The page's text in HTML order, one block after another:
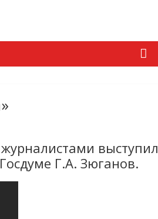
выступил
Г.А. Зюганов.